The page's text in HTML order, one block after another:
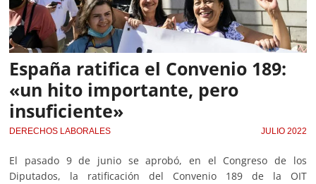
España ratifica el Convenio 189:
«un hito importante, pero
insuficiente»
DERECHOS LABORALES JULIO 2022
El pasado 9 de junio se aprobó, en el Congreso de los
Diputados, la ratificación del Convenio 189 de la OIT